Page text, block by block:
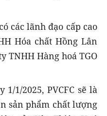
các lãnh đạo cấp cao
Hóa chất Hồng Lân
TNHH Hàng hoá TGO
1/2025, PVCFC sẽ là
sản phẩm chất lượng